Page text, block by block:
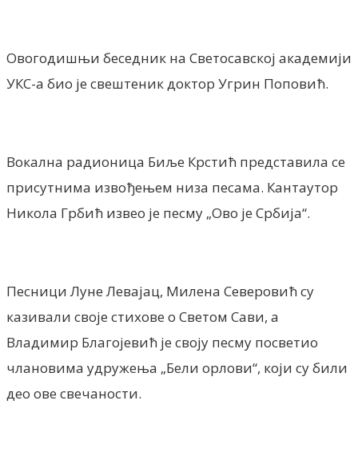
Овогодишњи беседник на Светосавској академији
УКС-а био је свештеник доктор Угрин Поповић.
Вокална радионица Биље Крстић представила се
присутнима извођењем низа песама. Кантаутор
Никола Грбић извео је песму „Ово је Србија“.
Песници Луне Левајац, Милена Северовић су
казивали своје стихове о Светом Сави, а
Владимир Благојевић је своју песму посветио
члановима удружења „Бели орлови“, који су били
део ове свечаности.